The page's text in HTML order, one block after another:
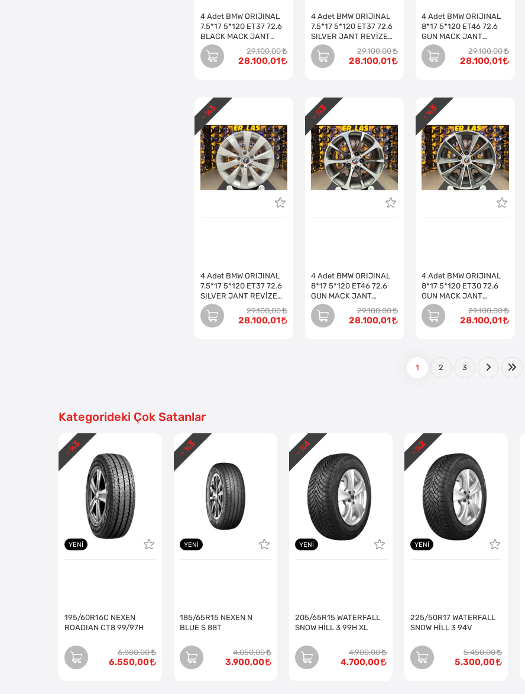
4 Adet BMW ORIJINAL
7.5*17 5*120 ET37 72.6
BLACK MACK JANT
REVİZE EDİLMİŞ (Takım)
29.100,00
28.100,01
4 Adet BMW ORIJINAL
7.5*17 5*120 ET37 72.6
SILVER JANT REVİZE
EDİLMİŞ (Takım)
29.100,00
28.100,01
4 Adet BMW ORIJINAL
8*17 5*120 ET46 72.6
GUN MACK JANT
REVİZE EDİLMİŞ (Takım)
29.100,00
28.100,01
4 Adet BMW ORIJINAL
7.5*17 5*120 ET37 72.6
SILVER JANT REVİZE
EDİLMİŞ (Takım)
29.100,00
28.100,01
- %
3
4 Adet BMW ORIJINAL
8*17 5*120 ET46 72.6
GUN MACK JANT
REVİZE EDİLMİŞ (Takım)
29.100,00
28.100,01
- %
3
4 Adet BMW ORIJINAL
8*17 5*120 ET30 72.6
GUN MACK JANT
REVİZE EDİLMİŞ (Takım)
29.100,00
28.100,01
- %
3
1 2 3
Kategorideki Çok Satanlar
YENI
195/60R16C NEXEN
ROADIAN CT8 99/97H
6.800,00
6.550,00
- %
3
YENI
185/65R15 NEXEN N
BLUE S 88T
4.050,00
3.900,00
- %
3
YENI
205/65R15 WATERFALL
SNOW HİLL 3 99H XL
4.900,00
4.700,00
- %
4
YENI
225/50R17 WATERFALL
SNOW HİLL 3 94V
5.450,00
5.300,00
- %
2